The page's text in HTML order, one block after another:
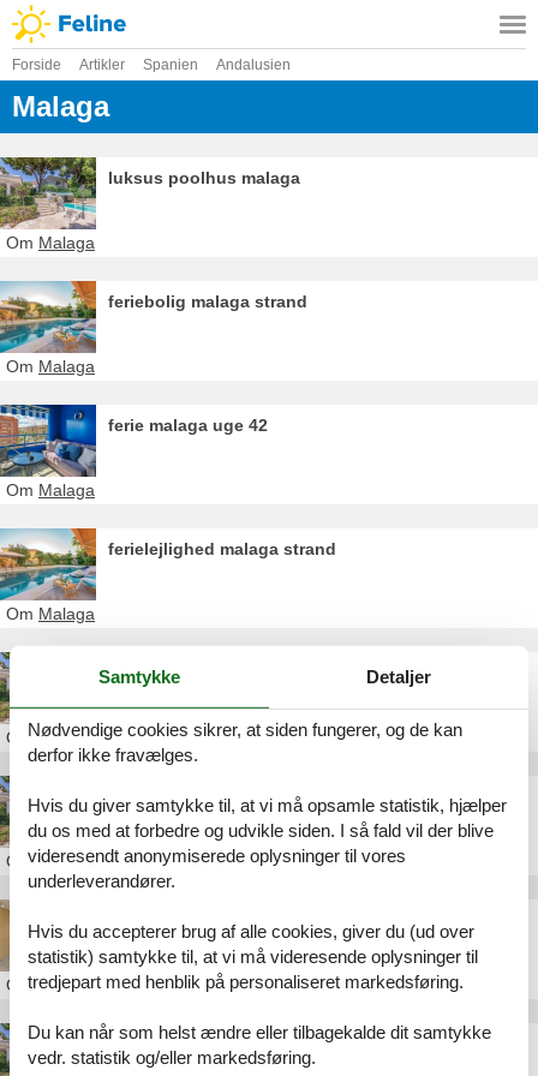
Forside Artikler Spanien Andalusien
Malaga
luksus poolhus malaga
Om Malaga
feriebolig malaga strand
Om Malaga
ferie malaga uge 42
Om Malaga
ferielejlighed malaga strand
Om Malaga
feriehus malaga 12 personer
OmMalaga
villa med pool i malaga
OmMalaga
OmMalaga
luksus ferie malaga
Samtykke Detaljer
Nødvendige cookies sikrer, at siden fungerer, og de kan
derfor ikke fravælges.
Hvis du giver samtykke til, at vi må opsamle statistik, hjælper
du os med at forbedre og udvikle siden. I så fald vil der blive
videresendt anonymiserede oplysninger til vores
underleverandører.
Hvis du accepterer brug af alle cookies, giver du (ud over
statistik) samtykke til, at vi må videresende oplysninger til
tredjepart med henblik på personaliseret markedsføring.
Du kan når som helst ændre eller tilbagekalde dit samtykke
vedr. statistik og/eller markedsføring.